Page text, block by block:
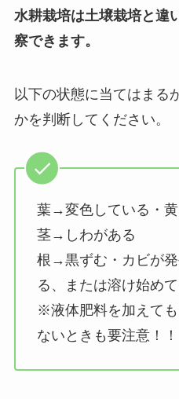
水耕栽培は土壌栽培と違
察できます。
以下の状態に当てはまる
かを判断してください。
葉→変色している・
茎→しわがある
根→黒ずむ・カビが
る、または溶け始め
※液体肥料を加えて
ないときも要注意！！